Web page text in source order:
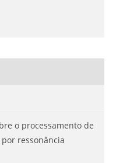
o processamento de
ressonância